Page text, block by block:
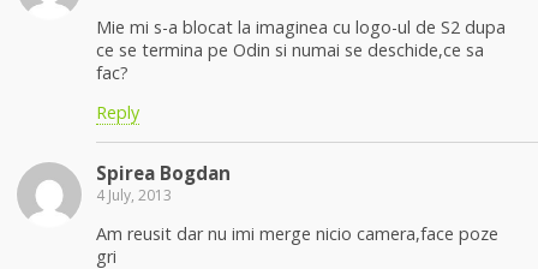
Mie mi s-a blocat la imaginea cu logo-ul de S2 dupa
ce se termina pe Odin si numai se deschide,ce sa
fac?
Reply
Spirea Bogdan
4 July, 2013
Am reusit dar nu imi merge nicio camera,face poze
gri